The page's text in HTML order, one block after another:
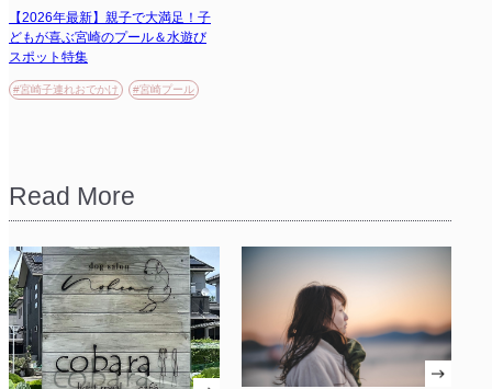
【2026年最新】親子で大満足！子
どもが喜ぶ宮崎のプール＆水遊び
スポット特集
#宮崎子連れおでかけ #宮崎プール
Read More